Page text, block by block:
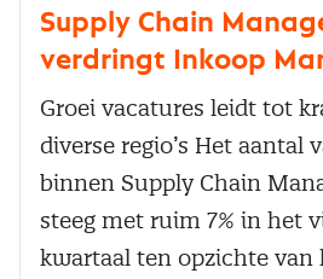
Supply Chain
verdringt Inkoop
Groei vacatures leidt tot
diverse regio’s Het aantal
binnen Supply Chain
steeg met ruim 7% in het
kwartaal ten opzichte van